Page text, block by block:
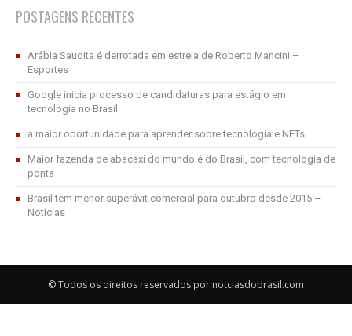
POSTAGENS RECENTES
Arábia Saudita é derrotada em estreia de Roberto Mancini –
Esportes
Google inicia processo de candidaturas para estágio em
tecnologia no Brasil
a maior oportunidade para aprender sobre tecnologia e NFTs
Maior fazenda de abacaxi do mundo é do Brasil, com tecnologia de
ponta
Brasil tem menor superávit comercial para outubro desde 2015 –
Notícias
© Todos os direitos reservados por notciasdobrasil.com